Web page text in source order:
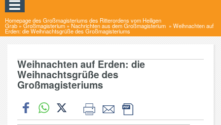
Homepage des Großmagisteriums des Ritterordens vom Heiligen
Grab » Großmagisterium» Nachrichten aus dem Großmagisterium » Weihnachten auf
Erden: die Weihnachtsgrüße des Großmagisteriums
Weihnachten auf Erden: die
Weihnachtsgrüße des
Großmagisteriums